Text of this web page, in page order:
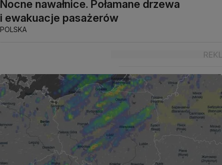
Nocne nawałnice. Połamane drzewa
i ewakuacje pasażerów
POLSKA